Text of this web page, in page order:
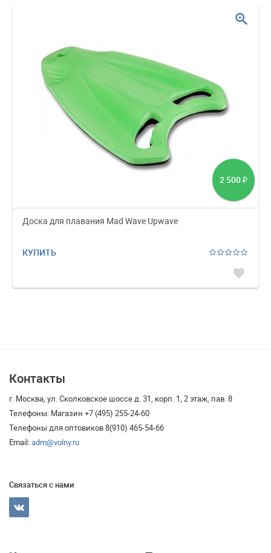
2 500 ₽
Доска для плавания Mad Wave Upwave
КУПИТЬ
favorite
zoom_in
Контакты
г. Москва, ул. Сколковское шоссе д. 31, корп. 1, 2 этаж, пав. 8
Телефоны: Магазин +7 (495) 255-24-60
Телефоны для оптовиков 8(910) 465-54-66
Email:adm@volny.ru
Связаться с нами